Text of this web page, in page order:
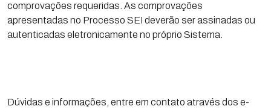
comprovações requeridas. As comprovações
apresentadas no Processo SEI deverão ser assinadas ou
autenticadas eletronicamente no próprio Sistema.
Dúvidas e informações, entre em contato através dos e-